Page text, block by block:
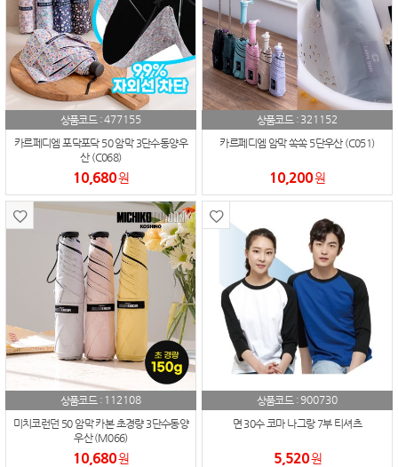
상품코드 :477155
카르페디엠 포닥포닥 50 암막 3단수동양우
산 (C068)
10,680원
상품코드 : 321152
카르페디엠 암막 쏙쏙 5단우산 (C051)
10,200원
상품코드 : 112108
미치코런던 50 암막 카본 초경량 3단수동양
우산 (M066)
10,680원
상품코드 :900730
면 30수 코마 나그랑 7부 티셔츠
5,520원